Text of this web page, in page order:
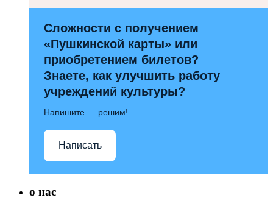
Сложности с получением
«Пушкинской карты» или
приобретением билетов?
Знаете, как улучшить работу
учреждений культуры?
Напишите — решим!
Написать
о нас